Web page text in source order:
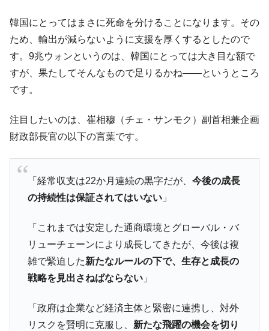
だった選手とは？
Fact1
甲子園通算本塁打、最多の清原に次いで多く打っ
ている意外な選手とは？
Fact1 セレクトセールの高額取引馬が稼いだ金額とは？
韓国にとってはまさに死命を分けることになります。その
ため、輸出が減らないように支援を厚くするとしたので
す。9兆ウォンというのは、韓国にとっては大き目な額で
すが、果たしてそんなもので足りるかね――というところ
です。
注目したいのは、崔相穆（チェ・サンモク）副首相兼企画
財政部長官の以下の言葉です。
「経常収支は22か月連続の黒字だが、 今後の成長
の持続性は保証されてはいない」
「これまでは安定した通商環境とグローバル・バ
リューチェーンにより成長してきたが、今後は複
雑で緊迫した新たなルールの下で、生存と成長の
戦略を見出さねばならない」
「政府は企業など経済主体と緊密に連携し、対外
リスクを賢明に克服し、 新たな飛躍の機会を切り